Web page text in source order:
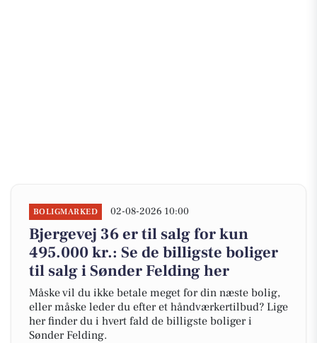
BOLIGMARKED 02-08-2026 10:00
Bjergevej 36 er til salg for kun
495.000 kr.: Se de billigste boliger
til salg i Sønder Felding her
Måske vil du ikke betale meget for din næste bolig,
eller måske leder du efter et håndværkertilbud? Lige
her finder du i hvert fald de billigste boliger i
Sønder Felding.